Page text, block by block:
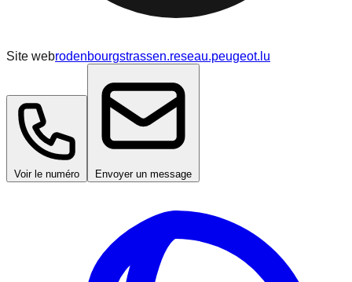
Site webrodenbourgstrassen.reseau.peugeot.lu
Voir le numéro Envoyer un message